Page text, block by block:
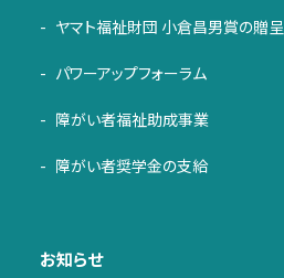
ヤマト福祉財団 小倉昌男賞の贈呈
パワーアップフォーラム
障がい者福祉助成事業
障がい者奨学金の支給
お知らせ